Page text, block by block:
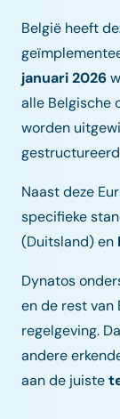
België heeft
januari 2026
alle Belgische
worden
Naast deze
specifieke
(Duitsland) en
Dynatos
en de rest van
regelgeving.
andere
aan de juiste